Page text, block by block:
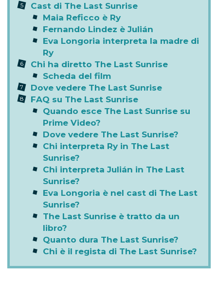
Cast di The Last Sunrise
Maia Reficco è Ry
Fernando Lindez è Julián
Eva Longoria interpreta la madre di
Ry
Chi ha diretto The Last Sunrise
Scheda del film
Dove vedere The Last Sunrise
FAQ su The Last Sunrise
Quando esce The Last Sunrise su
Prime Video?
Dove vedere The Last Sunrise?
Chi interpreta Ry in The Last
Sunrise?
Chi interpreta Julián in The Last
Sunrise?
Eva Longoria è nel cast di The Last
Sunrise?
The Last Sunrise è tratto da un
libro?
Quanto dura The Last Sunrise?
Chi è il regista di The Last Sunrise?